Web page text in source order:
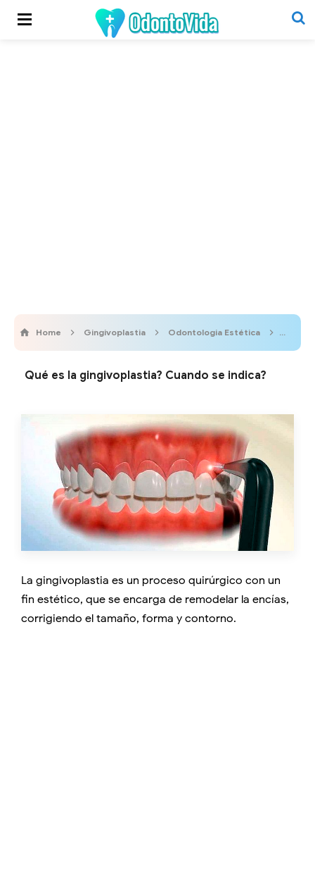
Home Gingivoplastia Odontologia Estética
Qué es la gingivoplastia? Cuando se indica?
La gingivoplastia es un proceso quirúrgico con un
fin estético, que se encarga de remodelar la encías,
corrigiendo el tamaño, forma y contorno.